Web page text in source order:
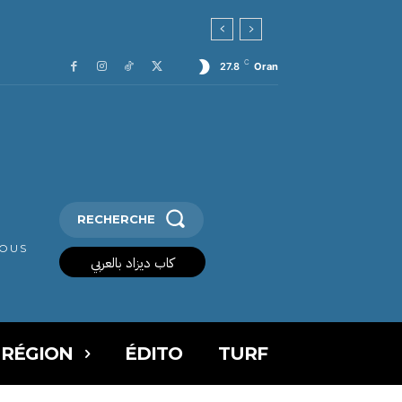
27.8 C Oran
RECHERCHE
كاب ديزاد بالعربي
ÉDITO TURF